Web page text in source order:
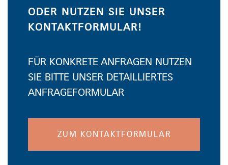
ODER NUTZEN SIE UNSER
KONTAKTFORMULAR!
FÜR KONKRETE ANFRAGEN NUTZEN
SIE BITTE UNSER DETAILLIERTES
ANFRAGEFORMULAR
ZUM KONTAKTFORMULAR